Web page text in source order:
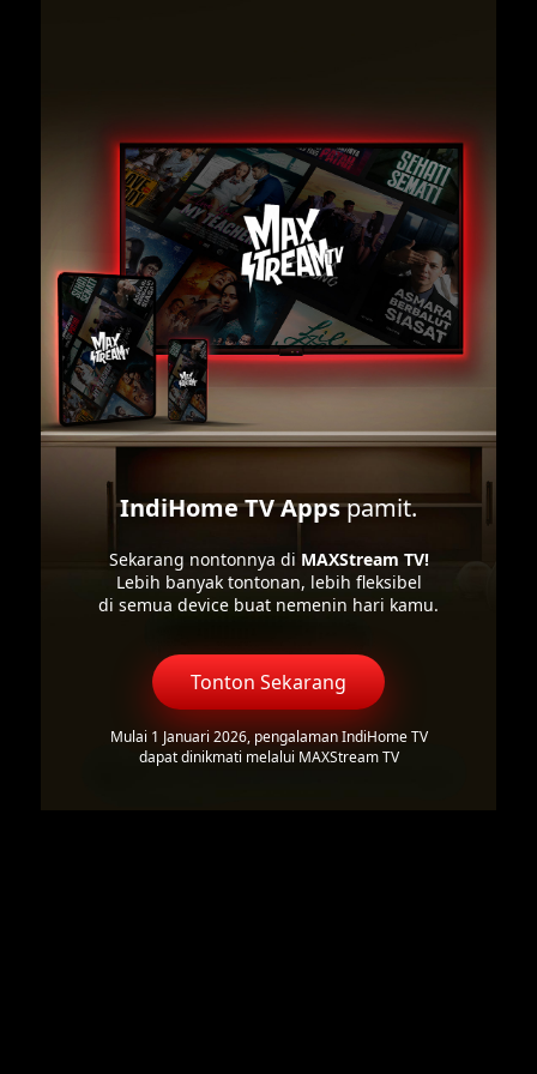
IndiHome TV Appspamit.
Sekarang nontonnya di MAXStream TV!
Lebih banyak tontonan, lebih fleksibel
di semua device buat nemenin hari kamu.
Tonton Sekarang
Mulai 1 Januari 2026, pengalaman IndiHome TV
dapat dinikmati melalui MAXStream TV